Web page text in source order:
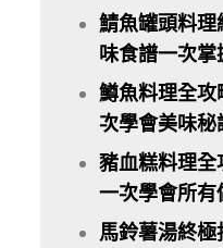
鯖魚罐頭料
味食譜一次掌
鱒魚料理全
次學會美味秘
豬血糕料理全
一次學會所有
馬鈴薯湯終